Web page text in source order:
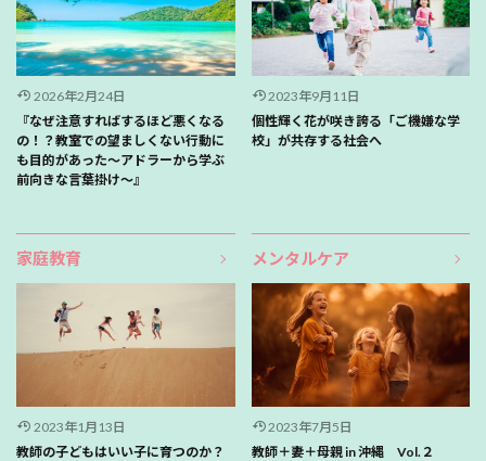
2026年2月24日
『なぜ注意すればするほど悪くなる
の！？教室での望ましくない行動に
も目的があった〜アドラーから学ぶ
前向きな言葉掛け〜』
2023年9月11日
個性輝く花が咲き誇る「ご機嫌な学
校」が共存する社会へ
家庭教育
2023年1月13日
教師の子どもはいい子に育つのか？
メンタルケア
2023年7月5日
教師＋妻＋母親 in 沖縄 Vol.２